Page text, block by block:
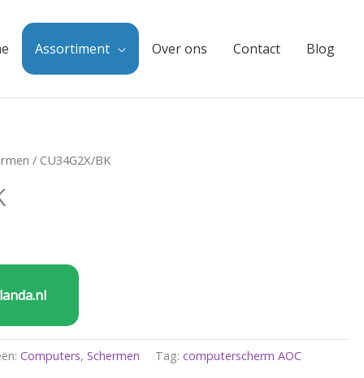
Assortiment Over ons Contact Blog
/ CU34G2X/BK
Computers,Schermen Tag:computerscherm AOC